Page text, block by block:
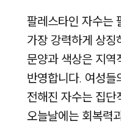
팔레스타인 자수는
가장 강력하게 상징
문양과 색상은 지역
반영합니다. 여성들
전해진 자수는 집단
오늘날에는 회복력